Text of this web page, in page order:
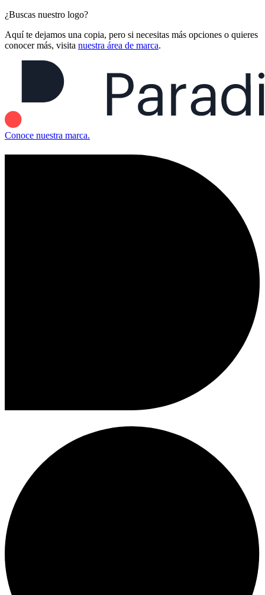
¿Buscas nuestro logo?
Aquí te dejamos una copia, pero si necesitas más opciones o quieres
conocer más, visita nuestra área de marca.
Conoce nuestra marca.